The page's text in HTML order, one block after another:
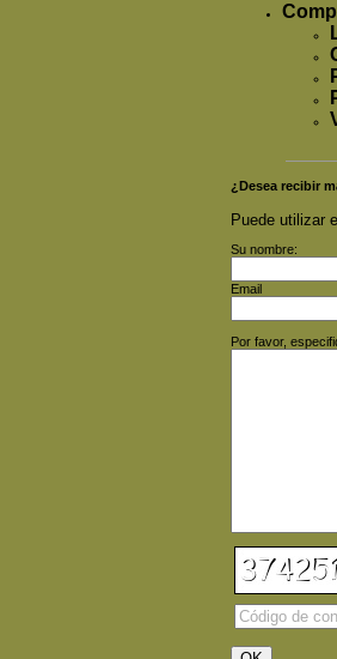
¿Desea recibir
Puede utilizar
Su nombre:
Email
Por favor,